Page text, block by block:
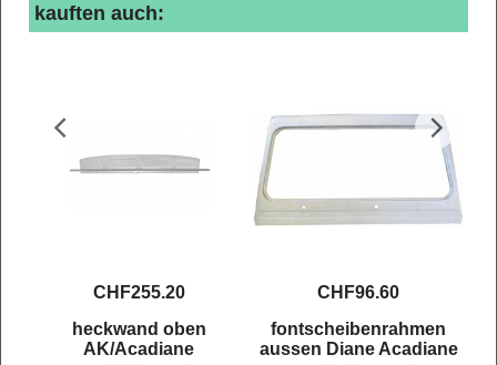
kauften auch:
CHF255.20
heckwand oben
AK/Acadiane
CHF96.60
fontscheibenrahmen
aussen Diane Acadiane